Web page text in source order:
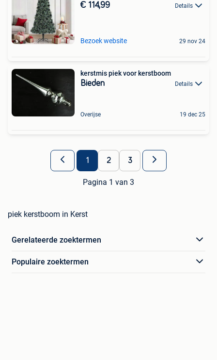
€ 114,99 Details
Bezoek website 29 nov 24
kerstmis piek voor kerstboom
Bieden Details
Overijse 19 dec 25
1 2 3
Pagina 1 van 3
piek kerstboom in Kerst
Gerelateerde zoektermen
Populaire zoektermen